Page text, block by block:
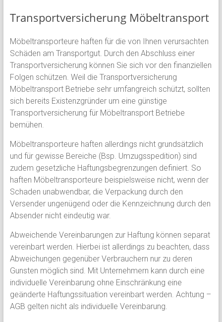
für
Privat
und
Gewerbe
Versicherungsmakler
Nordheim,
Heilbronn
Transportversicherung Möbeltransport
Möbeltransporteure haften für die von Ihnen verursachten
Schäden am Transportgut. Durch den Abschluss einer
Transportversicherung können Sie sich vor den finanziellen
Folgen schützen. Weil die Transportversicherung
Möbeltransport Betriebe sehr umfangreich schützt, sollten
sich bereits Existenzgründer um eine günstige
Transportversicherung für Möbeltransport Betriebe
bemühen.
Möbeltransporteure haften allerdings nicht grundsätzlich
und für gewisse Bereiche (Bsp. Umzugsspedition) sind
zudem gesetzliche Haftungsbegrenzungen definiert. So
haften Möbeltransporteure beispielsweise nicht, wenn der
Schaden unabwendbar, die Verpackung durch den
Versender ungenügend oder die Kennzeichnung durch den
Absender nicht eindeutig war.
Abweichende Vereinbarungen zur Haftung können separat
vereinbart werden. Hierbei ist allerdings zu beachten, dass
Abweichungen gegenüber Verbrauchern nur zu deren
Gunsten möglich sind. Mit Unternehmern kann durch eine
individuelle Vereinbarung ohne Einschränkung eine
geänderte Haftungssituation vereinbart werden. Achtung –
AGB gelten nicht als individuelle Vereinbarung.